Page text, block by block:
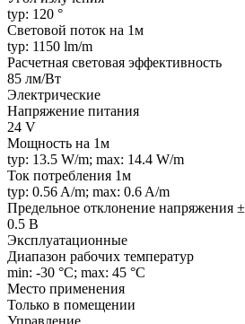
typ: 120 °
Световой поток на 1м
typ: 1150 lm/m
Расчетная световая эффективность
85 лм/Вт
Электрические
Напряжение питания
24 V
Мощность на 1м
typ: 13.5 W/m; max: 14.4 W/m
Ток потребления 1м
typ: 0.56 A/m; max: 0.6 A/m
Предельное отклонение напряжения ±
0.5 В
Эксплуатационные
Диапазон рабочих температур
min: -30 °C; max: 45 °C
Место применения
Только в помещении
Управление